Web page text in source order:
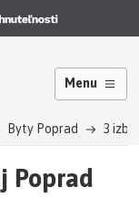
Menu
Byty Poprad 3
Poprad